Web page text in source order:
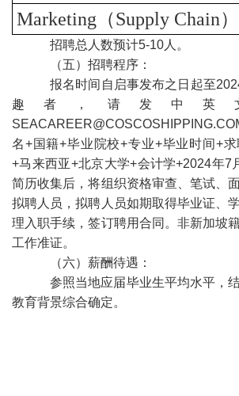
Marketing（Supply Chain）
招聘总人数预计5-10人。
（五）招聘程序：
报名时间自启事发布之日起至2
趣者，请发中英
名+国籍+毕业院校+专业+毕业时间+
+马来西亚+北京大学+会计学+2024年7
简历收集后，将组织资格审查、笔试、
拟聘人员，拟聘人员如期取得毕业证、
理入职手续，签订聘用合同。非新加坡
工作准证。
（六）薪酬待遇：
参照当地应届毕业生平均水平，
教育背景综合确定。